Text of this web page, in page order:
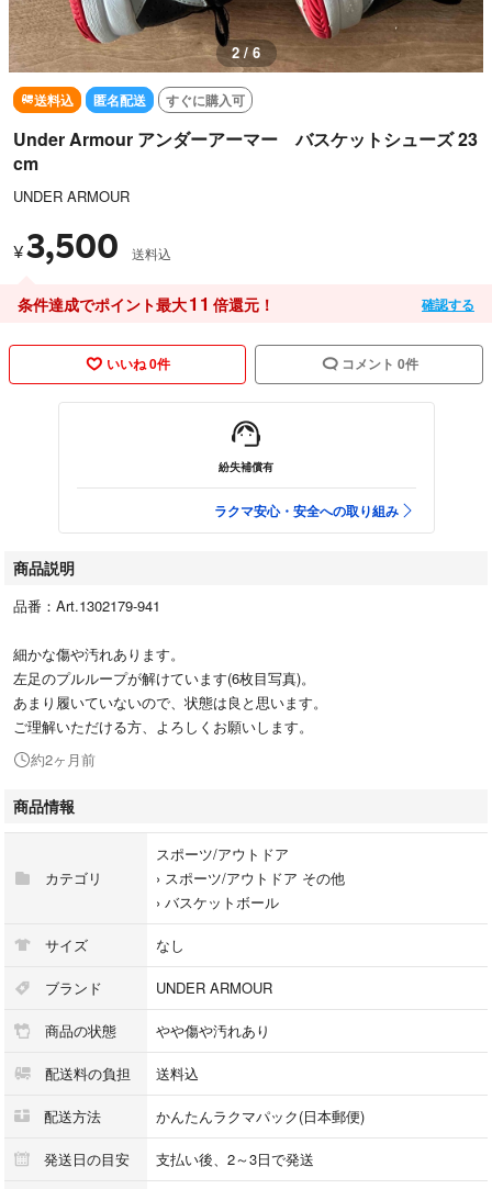
3 / 6
送料込 匿名配送 すぐに購入可
Under Armour アンダーアーマー バスケットシューズ 23
cm
UNDER ARMOUR
¥3,500 送料込
条件達成でポイント最大11 倍還元！ 確認する
いいね 0件 コメント 0件
紛失補償有
ラクマ安心・安全への取り組み
商品説明
品番：Art.1302179-941
細かな傷や汚れあります。
左足のプルループが解けています(6枚目写真)。
あまり履いていないので、状態は良と思います。
ご理解いただける方、よろしくお願いします。
約2ヶ月前
商品情報
カテゴリ
スポーツ/アウトドア
› スポーツ/アウトドア その他
› バスケットボール
サイズ なし
ブランド UNDER ARMOUR
商品の状態 やや傷や汚れあり
配送料の負担 送料込
配送方法 かんたんラクマパック(日本郵便)
発送日の目安 支払い後、2～3日で発送